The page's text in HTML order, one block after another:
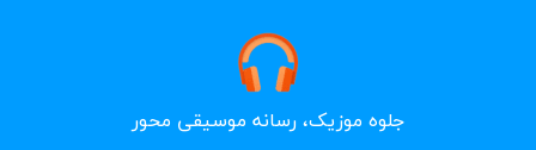
جلوه موزیک، رسانه موسیقی محور